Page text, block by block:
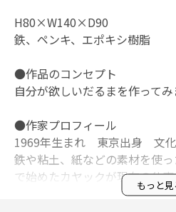
H80×W140×D90
鉄、ペンキ、エポキシ樹脂
●作品のコンセプト
自分が欲しいだるまを作ってみ
●作家プロフィール
1969年生まれ 東京出身 文
鉄や粘土、紙などの素材を使
で始めたカヤックが現在の仕
業場を奥多摩に移して、ツア
もっと見